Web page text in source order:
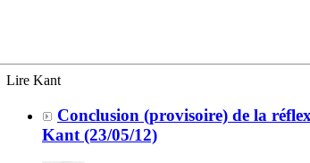
Lire Kant
Conclusion (provisoire) de la
Kant (23/05/12)